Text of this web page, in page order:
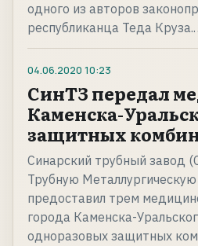
одного из авторов
республиканца Теда
04.06.2020 10:23
СинТЗ передал
Каменска-
защитных
Синарский трубный завод
Трубную
предоставил трем
города Каменска-
одноразовых защитных